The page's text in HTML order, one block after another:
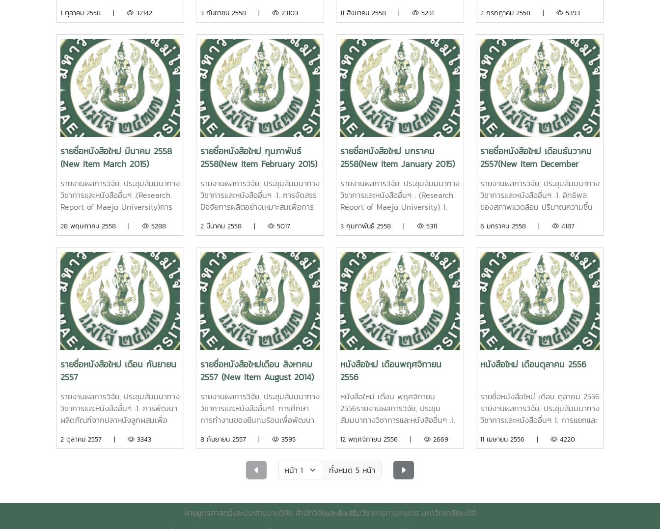
ความเหมาะสมในการทำเกษตรแบบ
ทัศน์ รายงานผลการวิจัยมหาวิทยาลัย
แม่โจ้ 82 หน้า. เลขเรียกหนังสือ
2558 / 30Indicators and
Clustering of Rural Villages for
Appropriate in Organic
Agricultural Practice. Phahol
Sakkatat Maejo University. 2015.
2.การพัฒนา
ศักยภาพเกษตรกรรายย่อยปลูก
ยางพาราในภาคเหนือตอนบน.
นคเรศ รังควัต รายงานผลการวิจัย
มหาวิทยาลัยแม่โจ้ 74 หน้า. เลขเรียก
หนังสือ 2558 /31
The Efficiency
Development of Smallholder
Thailand . Nakarate Rungkawat
3. การตรวจสอบปริมาณแก๊ส
แอมโมเนียที่เป็นพาจากโรงงาน
อุตสาหกรรมเกษตรด้วยเซนเซอร์ที่
ประดิษฐ์จากอนุภาคนาโนเฟอริกออก
ไซด์ที่อุณหภูมิต่ำ นิตยา ตาแม่ก๋ง
รายงานผลการวิจัยมหาวิทยาลัยแม่โจ้
69 หน้า. เลขเรียกหนังสือ 2558
/32
The
Monitoring of Noxious NG3 Gas
from agro Industry with Sensors
Fabricated from Fe2O3.
Nanoparticles at low
temperature. Nitaya
tamaeklong Maejo University.
แก๊สที่เป็นอันตรายต่อสิ่งแวดล้อมโดย
33
1 ตุลาคม 2558 | 32142
สื่อสารทางการตลาดเกษตรกรรายย่อย
อุดมวิทย์ นักดนตรี รายงานผลการ
วิจัยมหาวิทยาลัยแม่โจ้ 86 หน้า. เลข
เรียกหนังสือ 2558 / ช46.
03Guidelines of Marketing
Communication Development for
Smallholder Rubber Farms in
Northern, Thailand. Udomwit
Nakdontree Maejo University.
2015.
2. ยุทธศาสตร์
การท่องเที่ยวเชิงนิเวศตำบลแม่แฝก
อำเภอสันทราย จังหวัดเชียงใหม่ พิมพ์
ชนก สังข์แก้ว รายงานผลการวิจัย
มหาวิทยาลัยแม่โจ้ 63 หน้า. เลขเรียก
Ecotourism
Sansai District, Chiang Mai
Province.Pimchanok Sangkaew
Maejo University. 2015.
3. ปัจจัยที่มีผลต่อ
ประสิทธิภาพการผลิตข้าวของ
เกษตรกรในเขตภาคเหนือตอนบน
อารีย์ เชื้อเมืองพาน รายงานผลการ
วิจัยมหาวิทยาลัยแม่โจ้ 57 หน้า. เลข
เรียกหนังสือ 2558 / 24Factors
Enhancing Efficiency of Farmer
Production in Upper Northern
region.Aree Cheamuangpha
Maejo University. 2015. 4. การ
การเพื่อบรรเทาภาวะแห้งแล้งและภาวะ
มิ่งธิพล รายงานผลการวิจัย
มหาวิทยาลัยแม่โจ้ 204 หน้า. เลข
Mae
Tha Integrated Watershed
3 กันยายน 2558 | 23103
อาหารเสริมสาหร่ายไก. ดวงพร อมร
มหาวิทยาลัยแม่โจ้. 35 หน้า. เลขเรียก
หนังสือ 2558 / ช40. 10 Value
added of hybrid catfish strain
with Cladophora spp.
Supplemented pellet feed.
Doungporn Amornlerdpison.
Maejo University. 2015.
2. ผลของการใช้ prebiotic
probiotic และ synbiotic ในการ
อนุบาลและเลี้ยงปลานิลแดง
[Oreochromis mossambicus x
O.niloticus ] เพื่อเข้าสู่ระบบการผลิต
ที่เป็นมิตรต่อสิ่งแวดล้อม. เทพรัตน์ อึ้ง
เศรษฐพันธ์. รายงานผลการวิจัย
มหาวิทยาลัยแม่โจ้ 31 หน้า. เลขเรียก
10 Effect
Synbiotic on Hybrid Red Tilapia
[Oreochromis mossambicus x
O.niloticus] for Eco-Friendly
Culture System. Thepparath
Ungsethaphand. Maejo
University. 2015. 3. การศึกษา
ประสิทธิภาพการย่อยวัตถุดิบพื้นบ้าน
เพื่อการพัฒนาสูตรอาหารเลี้ยงปลานิล
แบบลดต้นทุนและเป็นอาหารปลอดภัย.
สุดาพร ตงศิริ. รายงานผลการวิจัย
มหาวิทยาลัยแม่โจ้. 66 หน้า. เลขเรียก
หนังสือ 2558 / ช43. 11 In vitro
Digestible efficiency of local
material feeds for Nile Tilapia
[Oreochromis niloticus] feed
and food safety. Sudaporn
4. การศึกษาเบื้อง
เทคนิค Agrobacterium
Transformation. รัฐพร จันทร์
11 สิงหาคม 2558 | 5231
เหนือตอนบน วราภรณ์ ดวงแสง
46 หน้า. เลขเรียกหนังสือ 2558 /
06 Development of
administrative system
innovation for north region
home stay. Varaphorn
Duangsaeng. Maejo University.
2015.
2. วิเคราะห์จุดสมดุลระหว่าง
พฤติกรรมและความพึงพอใจในสินค้า
และบริการของนักท่องเที่ยวทาง
ประวัติศาสตร์และวัฒนธรรมต่อ
ศักยภาพของผู้ประกอบการท่องเที่ยว
ขนาดกลางและย่อมจังหวัดเชียงราย
รัชนีวรรณ คำตัน รายงานผลการวิจัย
มหาวิทยาลัยแม่โจ้ 177 หน้า. เลขเรียก
Equilibrium Analysis between
Service Sectors and the
Potential of SMEs for Tourism
Businessin historical and cultural
area: Chiangrai Province.
Rachaneewan Khamtan. Maejo
University. 2015.
3. กายวิภาคศาสตร์และความหลาก
หลายของพืชสมุนไพรในอุทยานแห่ง
ชาติขุนสถาน สุคนธ์ทิพย์ บุญวงค์
รายงานผลการวิจัยมหาวิทยาลัยแม่โจ้
192 หน้า. เลขเรียกหนังสือ 2558 /
Medicinal Plants in Khun Sathan
National Park. Sukhonthip
Buhwong. Maejo University.
ประสิทธิภาพของน้ำหมักสมุนไพรใน
มหาวิทยาลัยแม่โจ้ 516198 เลขเรียก
2 กรกฎาคม 2558 | 5393
รายชื่อหนังสือใหม่ มีนาคม 2558
(New Item March 2015)
รายงานผลการวิจัย, ประชุมสัมมนาทาง
วิชาการและหนังสืออื่นๆ .(Research
Report of Maejo University)การ
การเพาะเลี้ยงเนื้อเยื่อพืชของ
ปุญญานนท์ รายงานผลการวิจัย
มหาวิทยาลัยแม่โจ้ 248 หน้า. เลข
เรียกหนังสือ 2558 / 01 An
Analysis and Synthesis of Plant
Tissue Culture Research of
Maejo University. Nopmanee
Topoonyanont. Research Report
of Maejo University. 2015.ผลของ
เอทธิลีนต่อผลผลิตและคุณภาพของน้ำ
ยางพารา คุณภาพของเนื้อไม้
ยางพาราในอำเภอละแม จังหวัดชุมพร
ปิยนุช จันทรัมพร รายงานผลการ
วิจัยมหาวิทยาลัยแม่โจ้ 24 หน้า. เลข
เรียกหนังสือ 2558 / 02Effecto of
Ethylene to Yield and Quality of
Rubber Wood in the Area of
ทางการตลาดระบบโครงข่ายการท่อง
28 พฤษภาคม 2558 | 5288
รายชื่อหนังสือใหม่ กุมภาพันธ์
2558(New Item February 2015)
รายงานผลการวิจัย, ประชุมสัมมนาทาง
วิชาการและหนังสืออื่นๆ .1. การจัดสรร
ปัจจัยการผลิตอย่างเหมาะสมเพื่อการ
เหนือของประเทศไทย. มนตรี สิงหะ
แม่โจ้ 213 หน้า. เลขเรียกหนังสือ
2557 / 69 An Optimization
of factors input Allocate for the
Biofuel in the Northern of
Thailand.Montri Singhavara.
Maejo University. 2015. 2. ระบบโล
จิกติกส์กับการพัฒนาการท่องเที่ยว
ชายฝั่งทะเลอ่าวไทย ( Royal Coast )
ในจังหวัดชุมพร และพื้นที่เชื่อมโยง.
พัชรี หล้าแหล่ง. รายงานผลการวิจัย
มหาวิทยาลัยแม่โจ้ 101 หน้า. เลข
เรียกหนังสือ 2557 / 71
Logistic System with
Tourism in Chumphon Province
Patcharee Lalang. Maejo
University. 2015. 3. คู่มือดูนก
รายงานผลการวิจัยมหาวิทยาลัยแม่โจ้
56 หน้า. เลขเรียกหนังสือ 2557 /
2 มีนาคม 2558 | 5017
รายชื่อหนังสือใหม่ มกราคม
2558(New Item January 2015)
รายงานผลการวิจัย, ประชุมสัมมนาทาง
วิชาการและหนังสืออื่นๆ . (Research
Report of Maejo University) 1.
บริเวณรากพืชในการยับยั้งโรคขอบใบ
มธุรส ชัยหาญ รายงานผลการวิจัย
มหาวิทยาลัยแม่โจ้ 94 หน้า. เลขเรียก
หนังสือ 2557 / 56Biological
Control of Bacterial Leaf Blight
Disease in Thai Economic Rice
Mathurot chaiharn. Maejo
University.2015.2. รูปแบบรังที่ส่ง
เสริมการเพาะเลี้ยงชันโรงในการค้า.
ณัฎฐ์พัชร เถียรวรกานต์. รายงานผล
การวิจัยมหาวิทยาลัยแม่โจ้ 23 หน้า.
เลขเรียกหนังสือ 2557 / 57Type of
Hive for Promoting commercial
Meliponiculture. Nutpachara
Theanworrakang Maejo
University.3. ทัศนคติการรับรู้และการ
และความพึงพอใจของนักท่องเที่ยวต่อ
แก้ว. รายงานผลการวิจัย
มหาวิทยาลัยแม่โจ้ 93 หน้า. เลขเรียก
Tourists Attitude, Food
Safety Perception and
3 กุมภาพันธ์ 2558 | 5311
รายชื่อหนังสือใหม่ เดือนธันวาคม
2557(New Item December
รายงานผลการวิจัย, ประชุมสัมมนาทาง
วิชาการและหนังสืออื่นๆ .1. อิทธิพล
ของสภาพแวดล้อม ปริมาณความชื้น
โน้มต้นต่อการแสดงออกเพศดอกของ
ทนต์ รายงานผลการวิจัยมหาวิทยาลัย
แม่โจ้ 20 หน้า. เลขเรียกหนังสือ
2557 / 52 Influence of
Environmental Factors, Soil
Moisture Content, Leaf Nitrogen
Content, and Bending on Sex
Expression of Flower of ‘Red
Lady’ Hermaphroditic Papaya.
Warin Suthon; Maejo University.
2014.2.การศึกษาสารออกฤทธิ์ทาง
ชีวภาพจากแบคทีเรียดิวส์คลอเรตเพื่อ
กาญจนา คล้ายเรือง รายงานผลการ
วิจัยมหาวิทยาลัยแม่โจ้ 85 หน้า. เลข
เรียกหนังสือ 2557 / 53 Study on
chlorate reducing bacteria for
นิเวศ มหาวิทยาลัยแม่โจ้. ลักขณา
6 มกราคม 2558 | 4187
รายชื่อหนังสือใหม่ เดือน กันยายน
2557
รายงานผลการวิจัย, ประชุมสัมมนาทาง
วิชาการและหนังสืออื่นๆ .1. การพัฒนา
ผลิตภัณฑ์จากปลาหนังลูกผสมเพื่อ
รายงานผลการวิจัยมหาวิทยาลัยแม่โจ้
Thananun suphakitjanone.
ปริมาณสารกลิ่นสาบโคลนในเนื้อปลา
2 ตุลาคม 2557 | 3343
รายชื่อหนังสือใหม่เดือน สิงหาคม
2557 (New Item August 2014)
รายงานผลการวิจัย, ประชุมสัมมนาทาง
วิชาการและหนังสืออื่นๆ1. การศึกษา
การทำงานของยีนทนร้อนเพื่อพัฒนา
แสงทอง พงศ์เจริญกิต. รายงานผล
เลขเรียกหนังสือ 2557 /23Sangtong
Pongchareunkit. 2014. Expression
Transcription Factor Genes for
Development of Thai Rice
Varieties with Heat Tolerance. 2.
8 กันยายน 2557 | 3595
หนังสือใหม่ เดือนพฤศจิกายน
2556
หนังสือใหม่ เดือน พฤศจิกายน
2556รายงานผลการวิจัย, ประชุม
สัมมนาทางวิชาการและหนังสืออื่นๆ .1.
ฐานทรัพยากรและภูมิปัญญาท้องถิ่น
ศิริพร พันธุลี. รายงานผลการวิจัย
มหาวิทยาลัยแม่โจ้. ๘๘ หน้า. เลขเรียก
Participatory Development of
Agro-Tourism Based on
12 พฤศจิกายน 2556 | 2669
หนังสือใหม่ เดือนตุลาคม 2556
รายชื่อหนังสือใหม่ เดือน ตุลาคม 2556
รายงานผลการวิจัย, ประชุมสัมมนาทาง
วิชาการและหนังสืออื่นๆ 1. การแยกและ
จากแป้งโดยตรงเพื่อลดต้นทุนการผลิต
of Direct Lactic Acid Producing
11 เมษายน 2556 | 4220
ทั้งหมด 5 หน้า
ฝ่ายยุทธศาสตร์และประสานงานวิจัย สำนักวิจัยและส่งเสริมวิชาการการเกษตร มหาวิทยาลัยแม่โจ้